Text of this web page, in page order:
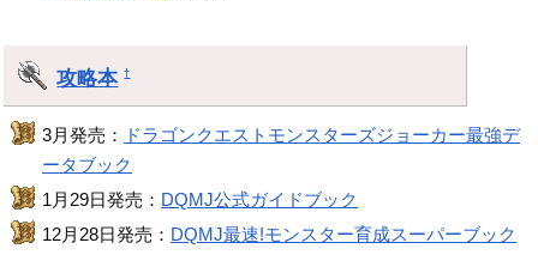
攻略本 †
3月発売：
ドラゴンクエストモンスターズジョーカー最強デ
ータブック
1月29日発売： DQMJ公式ガイドブック
12月28日発売： DQMJ最速!モンスター育成スーパーブック